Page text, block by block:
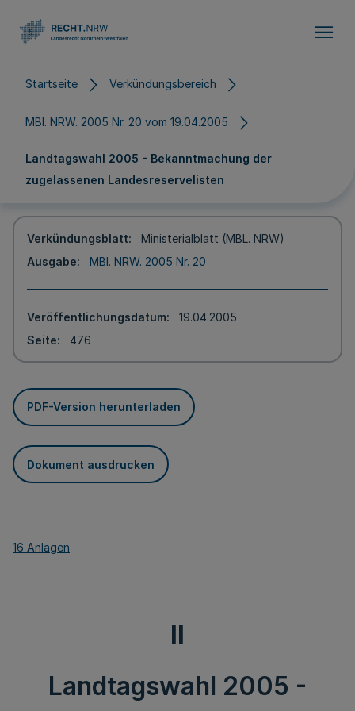
Startseite Verkündungsbereich
MBl. NRW. 2005 Nr. 20 vom 19.04.2005
Landtagswahl 2005 - Bekanntmachung der
zugelassenen Landesreservelisten
Verkündungsblatt
Ministerialblatt (MBL. NRW)
Ausgabe
MBl. NRW. 2005 Nr. 20
Veröffentlichungsdatum
19.04.2005
Seite
476
PDF-Version herunterladen
Dokument ausdrucken
16 Anlagen
II
Landtagswahl 2005 -